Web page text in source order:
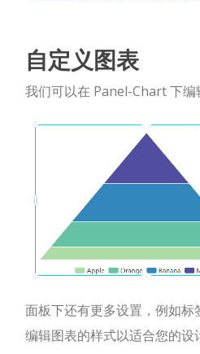
自定义图表
我们可以在 Panel-Chart 下编
面板下还有更多设置，例如标
编辑图表的样式以适合您的设